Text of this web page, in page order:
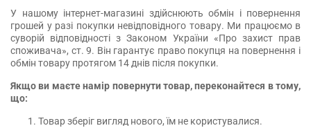
У нашому інтернет-магазині здійснюють обмін і повернення
грошей у разі покупки невідповідного товару. Ми працюємо в
суворій відповідності з Законом України «Про захист прав
споживача», ст. 9. Він гарантує право покупця на повернення і
обмін товару протягом 14 днів після покупки.
Якщо ви маєте намір повернути товар, переконайтеся в тому,
що:
Товар зберіг вигляд нового, їм не користувалися.